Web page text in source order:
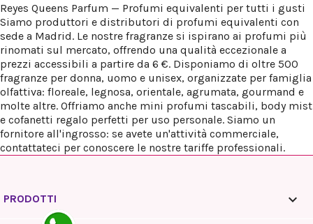
Reyes Queens Parfum — Profumi equivalenti per tutti i gusti
Siamo produttori e distributori di profumi equivalenti con
sede a Madrid. Le nostre fragranze si ispirano ai profumi più
rinomati sul mercato, offrendo una qualità eccezionale a
prezzi accessibili a partire da 6 €. Disponiamo di oltre 500
fragranze per donna, uomo e unisex, organizzate per famiglia
olfattiva: floreale, legnosa, orientale, agrumata, gourmand e
molte altre. Offriamo anche mini profumi tascabili, body mist
e cofanetti regalo perfetti per uso personale. Siamo un
fornitore all'ingrosso: se avete un'attività commerciale,
contattateci per conoscere le nostre tariffe professionali.
PRODOTTI 